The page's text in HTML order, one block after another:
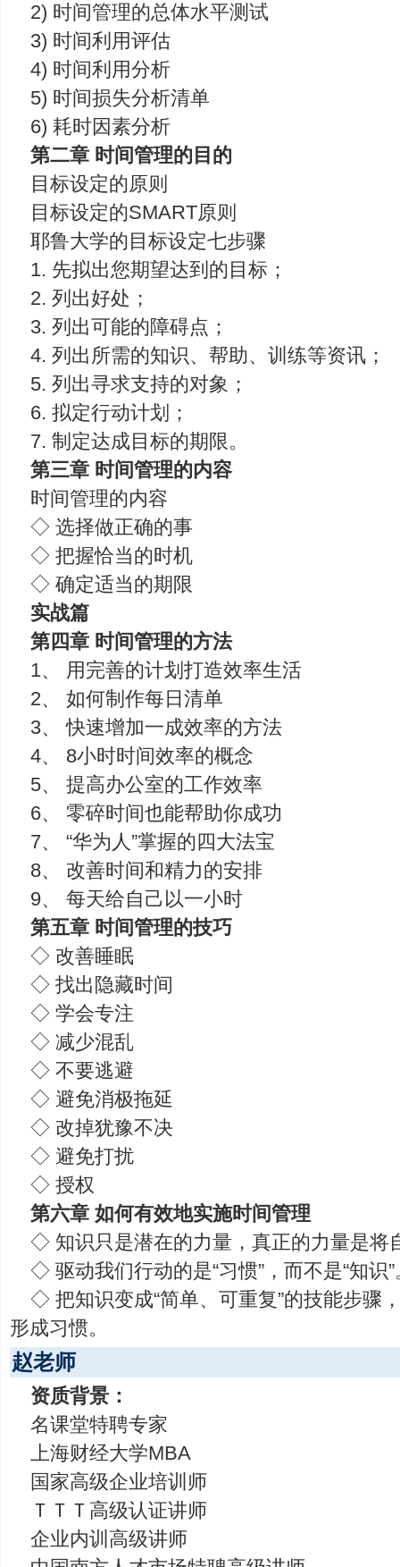
2) 时间管理的总体水平测试
3) 时间利用评估
4) 时间利用分析
5) 时间损失分析清单
6) 耗时因素分析
第二章 时间管理的目的
目标设定的原则
目标设定的SMART原则
耶鲁大学的目标设定七步骤
1. 先拟出您期望达到的目标；
2. 列出好处；
3. 列出可能的障碍点；
4. 列出所需的知识、帮助、训练等资讯；
5. 列出寻求支持的对象；
6. 拟定行动计划；
7. 制定达成目标的期限。
第三章 时间管理的内容
时间管理的内容
◇ 选择做正确的事
◇ 把握恰当的时机
◇ 确定适当的期限
实战篇
第四章 时间管理的方法
1、 用完善的计划打造效率生活
2、 如何制作每日清单
3、 快速增加一成效率的方法
4、 8小时时间效率的概念
5、 提高办公室的工作效率
6、 零碎时间也能帮助你成功
7、 “华为人”掌握的四大法宝
8、 改善时间和精力的安排
9、 每天给自己以一小时
第五章 时间管理的技巧
◇ 改善睡眠
◇ 找出隐藏时间
◇ 学会专注
◇ 减少混乱
◇ 不要逃避
◇ 避免消极拖延
◇ 改掉犹豫不决
◇ 避免打扰
◇ 授权
第六章 如何有效地实施时间管理
◇ 知识只是潜在的力量，真正的力量是将
◇ 驱动我们行动的是“习惯”，而不是“知识”
◇ 把知识变成“简单、可重复”的技能步骤
形成习惯。
赵老师
资质背景：
名课堂特聘专家
上海财经大学MBA
国家高级企业培训师
ＴＴＴ高级认证讲师
企业内训高级讲师